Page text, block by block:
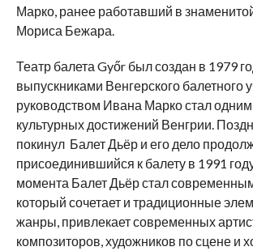
Марко, ранее работавший в
Мориса Бежара.
Театр балета Győr был создан в 1979
выпускниками Венгерского балетного
руководством Ивана Марко стал
культурных достижений Венгрии.
покинул Балет Дьёр и его дело
присоединившийся к балету в 1991
момента Балет Дьёр стал
который сочетает и традиционные
жанры, привлекает современных
композиторов, художников по сцене и